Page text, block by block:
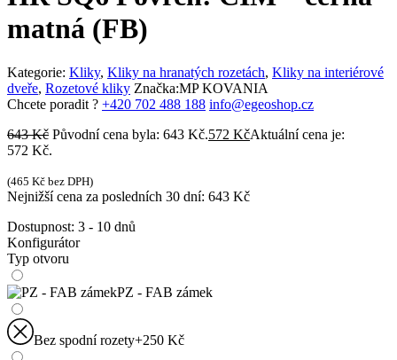
matná (FB)
Kategorie: Kliky, Kliky na hranatých rozetách, Kliky na interiérové
dveře, Rozetové kliky Značka:MP KOVANIA
Chcete poradit ? +420 702 488 188 info@egeoshop.cz
643Kč Původní cena byla: 643 Kč.572 KčAktuální cena je:
572 Kč.
(465 Kč bez DPH)
Nejnižší cena za posledních 30 dní: 643 Kč
Dostupnost: 3 - 10 dnů
Konfigurátor
Typ otvoru
PZ - FAB zámek
Bez spodní rozety+250 Kč